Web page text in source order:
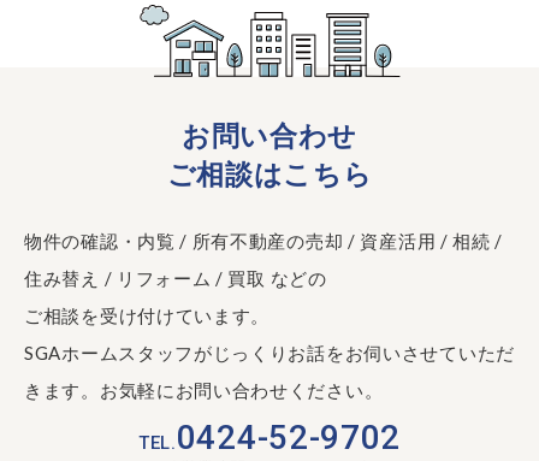
お問い合わせ
ご相談はこちら
物件の確認・内覧 / 所有不動産の売却 / 資産活用 / 相続 /
住み替え / リフォーム / 買取 などの
ご相談を受け付けています。
SGAホームスタッフがじっくりお話をお伺いさせていただ
きます。お気軽にお問い合わせください。
TEL.0424-52-9702